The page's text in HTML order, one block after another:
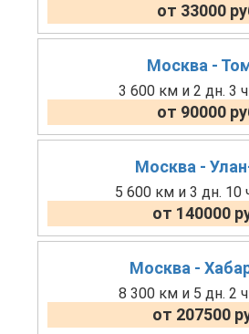
от 33000
Москва -
3 600 км и 2 дн. 3
от 90000
Москва -
5 600 км и 3 дн. 10
от 140000
Москва -
8 300 км и 5 дн. 2
от 207500